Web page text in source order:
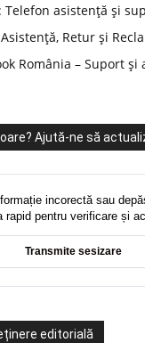
Telefon asistență și
Retur și
România – Suport și
Ajută-ne să
incorectă sau
rapid pentru verificare și
Transmite sesizare
editorială